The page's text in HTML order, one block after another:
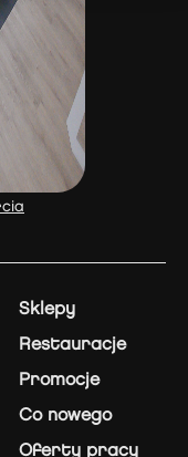
Sklepy
Restauracje
Promocje
Co nowego
Oferty pracy